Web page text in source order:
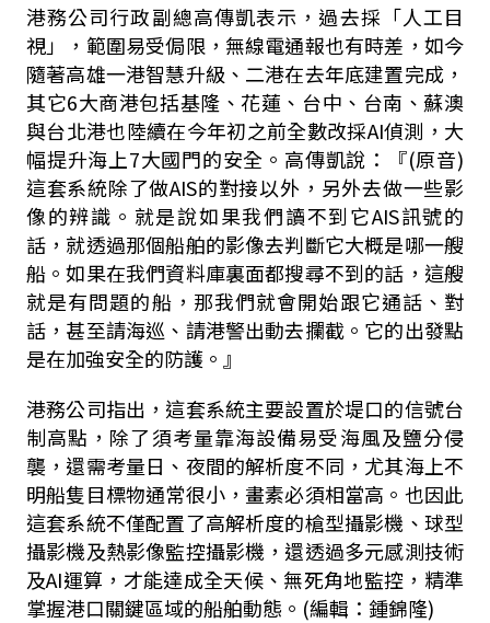
港務公司行政副總高傳凱表示，過去採「人工目
視」，範圍易受侷限，無線電通報也有時差，如今
隨著高雄一港智慧升級、二港在去年底建置完成，
其它6大商港包括基隆、花蓮、台中、台南、蘇澳
與台北港也陸續在今年初之前全數改採AI偵測，大
幅提升海上7大國門的安全。高傳凱說：『(原音)
這套系統除了做AIS的對接以外，另外去做一些影
像的辨識。就是說如果我們讀不到它AIS訊號的
話，就透過那個船舶的影像去判斷它大概是哪一艘
船。如果在我們資料庫裏面都搜尋不到的話，這艘
就是有問題的船，那我們就會開始跟它通話、對
話，甚至請海巡、請港警出動去攔截。它的出發點
是在加強安全的防護。』
港務公司指出，這套系統主要設置於堤口的信號台
制高點，除了須考量靠海設備易受海風及鹽分侵
襲，還需考量日、夜間的解析度不同，尤其海上不
明船隻目標物通常很小，畫素必須相當高。也因此
這套系統不僅配置了高解析度的槍型攝影機、球型
攝影機及熱影像監控攝影機，還透過多元感測技術
及AI運算，才能達成全天候、無死角地監控，精準
掌握港口關鍵區域的船舶動態。(編輯：鍾錦隆)